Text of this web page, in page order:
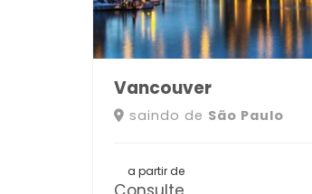
Vancouver
saindo de São Paulo
a partir de